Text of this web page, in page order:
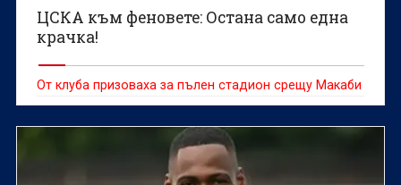
ЦСКА към феновете: Остана само една
крачка!
От клуба призоваха за пълен стадион срещу Макаби